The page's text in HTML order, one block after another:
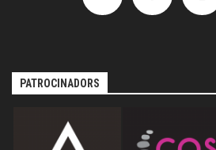
PATROCINADORS